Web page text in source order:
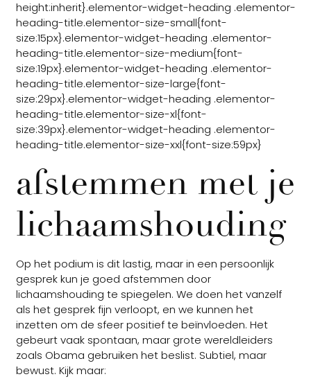
height:inherit}.elementor-widget-heading .elementor-
heading-title.elementor-size-small{font-
size:15px}.elementor-widget-heading .elementor-
heading-title.elementor-size-medium{font-
size:19px}.elementor-widget-heading .elementor-
heading-title.elementor-size-large{font-
size:29px}.elementor-widget-heading .elementor-
heading-title.elementor-size-xl{font-
size:39px}.elementor-widget-heading .elementor-
heading-title.elementor-size-xxl{font-size:59px}
afstemmen met je
lichaamshouding
Op het podium is dit lastig, maar in een persoonlijk
gesprek kun je goed afstemmen door
lichaamshouding te spiegelen. We doen het vanzelf
als het gesprek fijn verloopt, en we kunnen het
inzetten om de sfeer positief te beïnvloeden. Het
gebeurt vaak spontaan, maar grote wereldleiders
zoals Obama gebruiken het beslist. Subtiel, maar
bewust. Kijk maar: